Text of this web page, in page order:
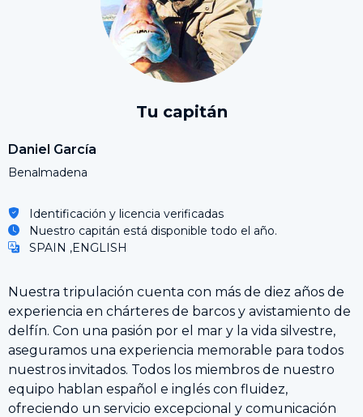
Tu capitán
Daniel García
Benalmadena
Identificación y licencia verificadas
Nuestro capitán está disponible todo el año.
SPAIN ,ENGLISH
Nuestra tripulación cuenta con más de diez años de
experiencia en chárteres de barcos y avistamiento de
delfín. Con una pasión por el mar y la vida silvestre,
aseguramos una experiencia memorable para todos
nuestros invitados. Todos los miembros de nuestro
equipo hablan español e inglés con fluidez,
ofreciendo un servicio excepcional y comunicación